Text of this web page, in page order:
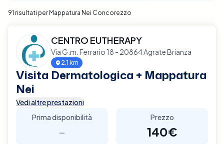
91 risultati per Mappatura Nei Concorezzo
CENTRO EUTHERAPY
Via G.m. Ferrario 18 - 20864 Agrate Brianza
2.1 km
Visita Dermatologica + Mappatura
Nei
Vedi altre prestazioni
Prima disponibilità
-
Prezzo
140€